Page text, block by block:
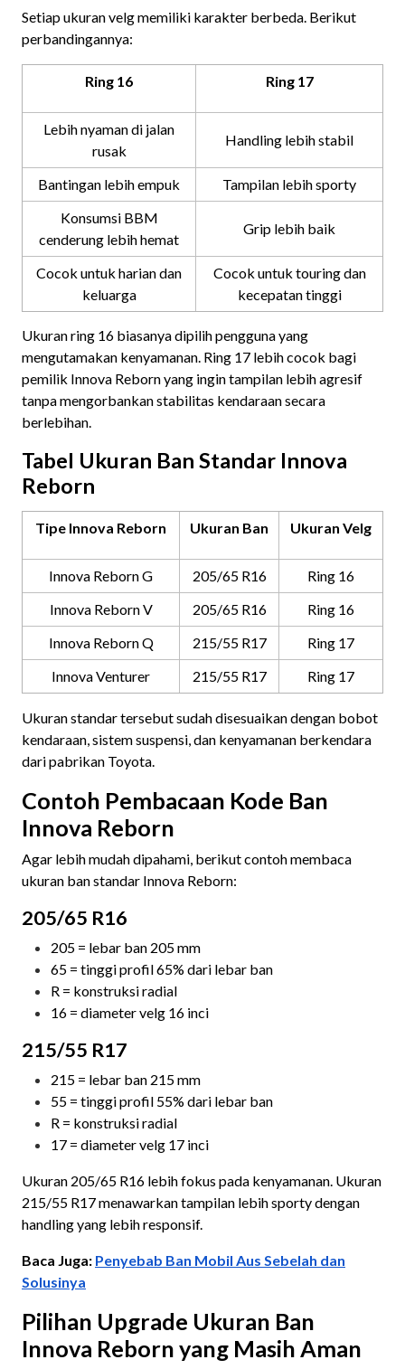
Setiap ukuran velg memiliki karakter berbeda. Berikut
perbandingannya:
Ring 16 Ring 17
Lebih nyaman di jalan
rusak
Handling lebih stabil
Bantingan lebih empuk
Tampilan lebih sporty
Konsumsi BBM
cenderung lebih hemat
Grip lebih baik
Cocok untuk harian dan
keluarga
Cocok untuk touring dan
kecepatan tinggi
Ukuran ring 16 biasanya dipilih pengguna yang
mengutamakan kenyamanan. Ring 17 lebih cocok bagi
pemilik Innova Reborn yang ingin tampilan lebih agresif
tanpa mengorbankan stabilitas kendaraan secara
berlebihan.
Tabel Ukuran Ban Standar Innova
Reborn
Tipe Innova Reborn Ukuran Ban Ukuran Velg
Innova Reborn G 205/65 R16
Ring 16
Innova Reborn V
205/65 R16
Ring 16
Innova Reborn Q
215/55 R17
Ring 17
Innova Venturer
215/55 R17 Ring 17
Ukuran standar tersebut sudah disesuaikan dengan bobot
kendaraan, sistem suspensi, dan kenyamanan berkendara
dari pabrikan Toyota.
Contoh Pembacaan Kode Ban
Innova Reborn
Agar lebih mudah dipahami, berikut contoh membaca
ukuran ban standar Innova Reborn:
205/65 R16
205 = lebar ban 205 mm
65 = tinggi profil 65% dari lebar ban
R = konstruksi radial
16 = diameter velg 16 inci
215/55 R17
215 = lebar ban 215 mm
55 = tinggi profil 55% dari lebar ban
R = konstruksi radial
17 = diameter velg 17 inci
Ukuran 205/65 R16 lebih fokus pada kenyamanan. Ukuran
215/55 R17 menawarkan tampilan lebih sporty dengan
handling yang lebih responsif.
Baca Juga: Penyebab Ban Mobil Aus Sebelah dan
Solusinya
Pilihan Upgrade Ukuran Ban
Innova Reborn yang Masih Aman